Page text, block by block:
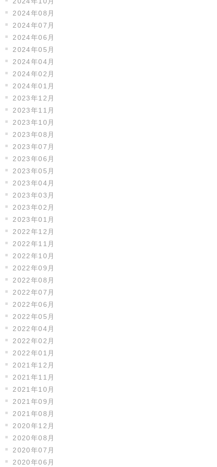
2024年08月
2024年07月
2024年06月
2024年05月
2024年04月
2024年02月
2024年01月
2023年12月
2023年11月
2023年10月
2023年08月
2023年07月
2023年06月
2023年05月
2023年04月
2023年03月
2023年02月
2023年01月
2022年12月
2022年11月
2022年10月
2022年09月
2022年08月
2022年07月
2022年06月
2022年05月
2022年04月
2022年02月
2022年01月
2021年12月
2021年11月
2021年10月
2021年09月
2021年08月
2020年12月
2020年08月
2020年07月
2020年06月